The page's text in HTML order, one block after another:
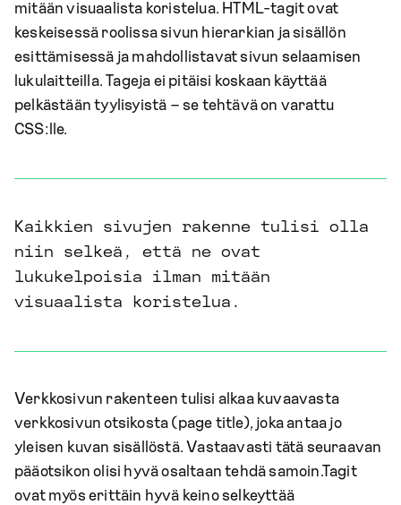
mitään visuaalista koristelua. HTML-tagit ovat
keskeisessä roolissa sivun hierarkian ja sisällön
esittämisessä ja mahdollistavat sivun selaamisen
lukulaitteilla. Tageja ei pitäisi koskaan käyttää
pelkästään tyylisyistä – se tehtävä on varattu
CSS:lle.
Kaikkien sivujen rakenne tulisi olla
niin selkeä, että ne ovat
lukukelpoisia ilman mitään
visuaalista koristelua.
Verkkosivun rakenteen tulisi alkaa kuvaavasta
verkkosivun otsikosta (page title), joka antaa jo
yleisen kuvan sisällöstä. Vastaavasti tätä seuraavan
pääotsikon olisi hyvä osaltaan tehdä samoin.Tagit
ovat myös erittäin hyvä keino selkeyttää